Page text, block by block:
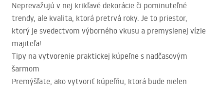
Neprevažujú v nej krikľavé dekorácie či pominuteľné
trendy, ale kvalita, ktorá pretrvá roky. Je to priestor,
ktorý je svedectvom výborného vkusu a premyslenej vízie
majiteľa!
Tipy na vytvorenie praktickej kúpeľne s nadčasovým
šarmom
Premýšľate, ako vytvoriť kúpeľňu, ktorá bude nielen